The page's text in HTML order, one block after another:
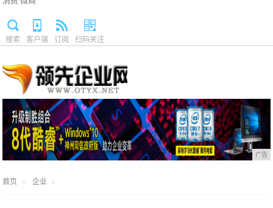
搜索 客户端 订阅 扫码关注
广告
首页 企业